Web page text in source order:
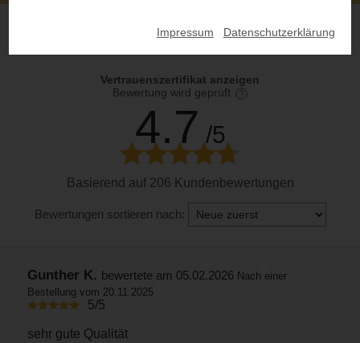
Impressum Datenschutzerklärung
Vertrauenszertifikat anzeigen
Bewertung wird geprüft
4.7 /5
Basierend auf 206 Kundenbewertungen
Bewertungen sortieren nach:
Gunther K. bewertete am 05.02.2026 Nach einer
Bestellung vom 20.11.2025
5/5
sehr gute Qualität